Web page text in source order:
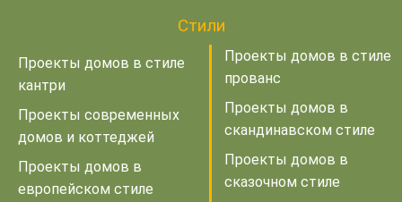
Стили
Проекты домов в стиле
кантри
Проекты современных
домов и коттеджей
Проекты домов в
европейском стиле
Проекты домов в стиле
прованс
Проекты домов в
скандинавском стиле
Проекты домов в
сказочном стиле